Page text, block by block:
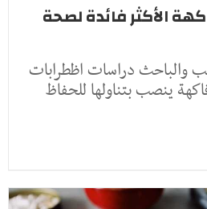
الأكثر فائدة لصحة
والباحث دراسات اظطرابات
ينصب بتناولها للحفاظ